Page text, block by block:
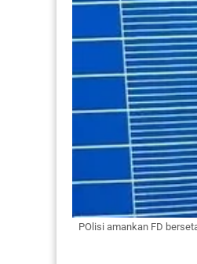
POlisi amankan FD